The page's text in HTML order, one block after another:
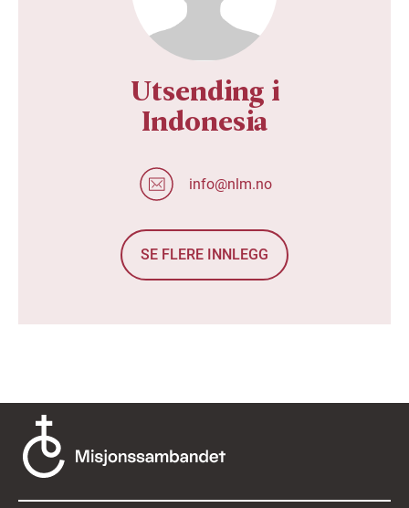
Utsending i
Indonesia
info@nlm.no
SE FLERE INNLEGG